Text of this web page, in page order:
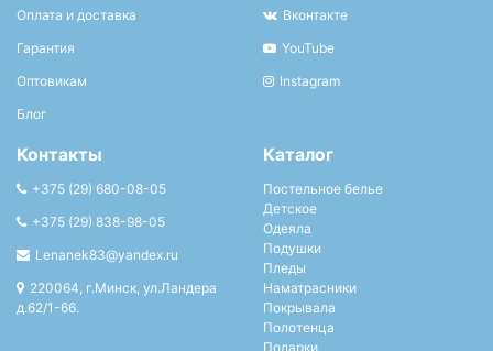
Оплата и доставка
Гарантия
Оптовикам
Блог
Вконтакте
YouTube
Instagram
Контакты
+375 (29) 680-08-05
+375 (29) 838-98-05
Lenanek83@yandex.ru
220064, г.Минск, ул.Ландера
д.62/1-66.
Каталог
Постельное белье
Детское
Одеяла
Подушки
Пледы
Наматрасники
Покрывала
Полотенца
Подарки